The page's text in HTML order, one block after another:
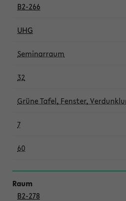
B2-266
UHG
Seminarraum
32
Grüne Tafel, Fenster,
7
60
B2-278